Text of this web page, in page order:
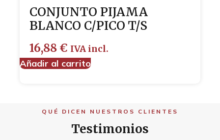
CONJUNTO PIJAMA
BLANCO C/PICO T/S
16,88 € IVA incl.
Añadir al carrito
QUÉ DICEN NUESTROS CLIENTES
Testimonios